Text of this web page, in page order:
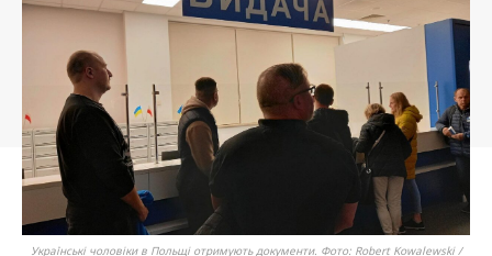
Українські чоловіки в Польщі отримують документи. Фото: Robert Kowalewski /